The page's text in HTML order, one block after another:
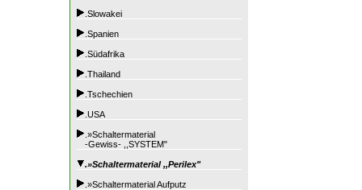
.Slowakei
.Spanien
.Südafrika
.Thailand
.Tschechien
.USA
.»Schaltermaterial
-Gewiss- ,,SYSTEM"
.»Schaltermaterial ,,Perilex"
.»Schaltermaterial Aufputz